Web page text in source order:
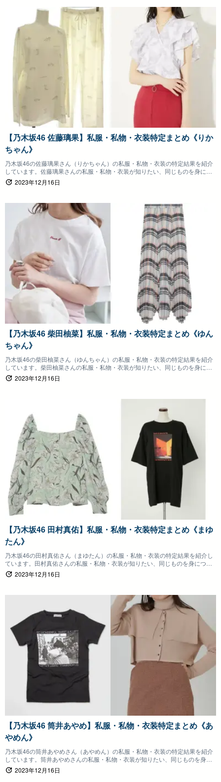
【乃木坂46 佐藤璃果】私服・私物・衣装特定まとめ《りか
ちゃん》
乃木坂46の佐藤璃果さん（りかちゃん）の私服・私物・衣装の特定結果を紹介
しています。佐藤璃果さんの私服・私物・衣装が知りたい、同じものを身につ
けたいファンの方は参考にしていただけると嬉しいです。
2023年12月16日
【乃木坂46 柴田柚菜】私服・私物・衣装特定まとめ《ゆん
ちゃん》
乃木坂46の柴田柚菜さん（ゆんちゃん）の私服・私物・衣装の特定結果を紹介
しています。柴田柚菜さんの私服・私物・衣装が知りたい、同じものを身につ
けたいファンの方は参考にしていただけると嬉しいです。
2023年12月16日
【乃木坂46 田村真佑】私服・私物・衣装特定まとめ《まゆ
たん》
乃木坂46の田村真佑さん（まゆたん）の私服・私物・衣装の特定結果を紹介し
ています。田村真佑さんの私服・私物・衣装が知りたい、同じものを身につけ
たいファンの方は参考にしていただけると嬉しいです。
2023年12月16日
【乃木坂46 筒井あやめ】私服・私物・衣装特定まとめ《あ
やめん》
乃木坂46の筒井あやめさん（あやめん）の私服・私物・衣装の特定結果を紹介
しています。筒井あやめさんの私服・私物・衣装が知りたい、同じものを身に
つけたいファンの方は参考にしていただけると嬉しいです。
2023年12月16日